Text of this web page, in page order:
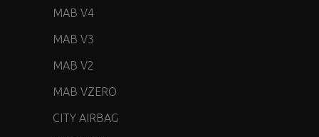
MAB V4
MAB V3
MAB V2
MAB VZERO
CITY AIRBAG